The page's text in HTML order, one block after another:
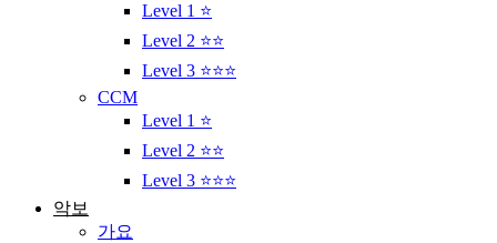
Level 1 ⭐
Level 2 ⭐⭐
Level 3 ⭐⭐⭐
CCM
Level 1 ⭐
Level 2 ⭐⭐
Level 3 ⭐⭐⭐
악보
가요